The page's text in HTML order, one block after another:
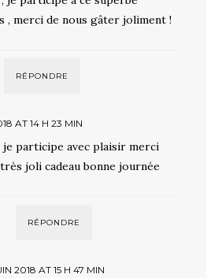
, merci de nous gâter joliment !
RÉPONDRE
AT 14 H 23 MIN
je participe avec plaisir merci
joli cadeau bonne journée
RÉPONDRE
2018 AT 15 H 47 MIN